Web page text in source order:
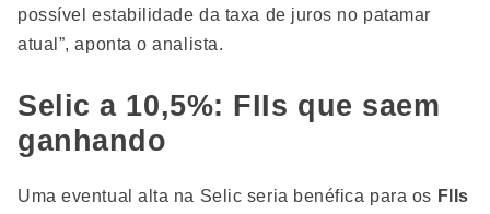
possível estabilidade da taxa de juros no patamar
atual”, aponta o analista.
Selic a 10,5%: FIIs que saem
ganhando
Uma eventual alta na Selic seria benéfica para os FIIs